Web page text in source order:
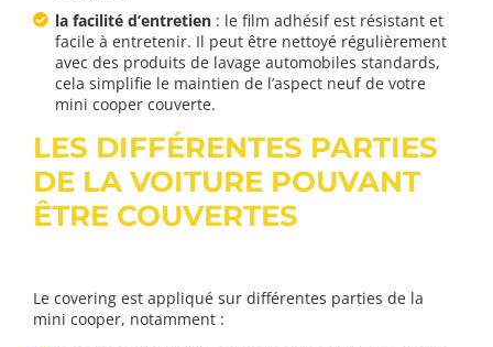
la facilité d’entretien : le film adhésif est résistant et
facile à entretenir. Il peut être nettoyé régulièrement
avec des produits de lavage automobiles standards,
cela simplifie le maintien de l’aspect neuf de votre
mini cooper couverte.
LES DIFFÉRENTES PARTIES
DE LA VOITURE POUVANT
ÊTRE COUVERTES
Le covering est appliqué sur différentes parties de la
mini cooper, notamment :